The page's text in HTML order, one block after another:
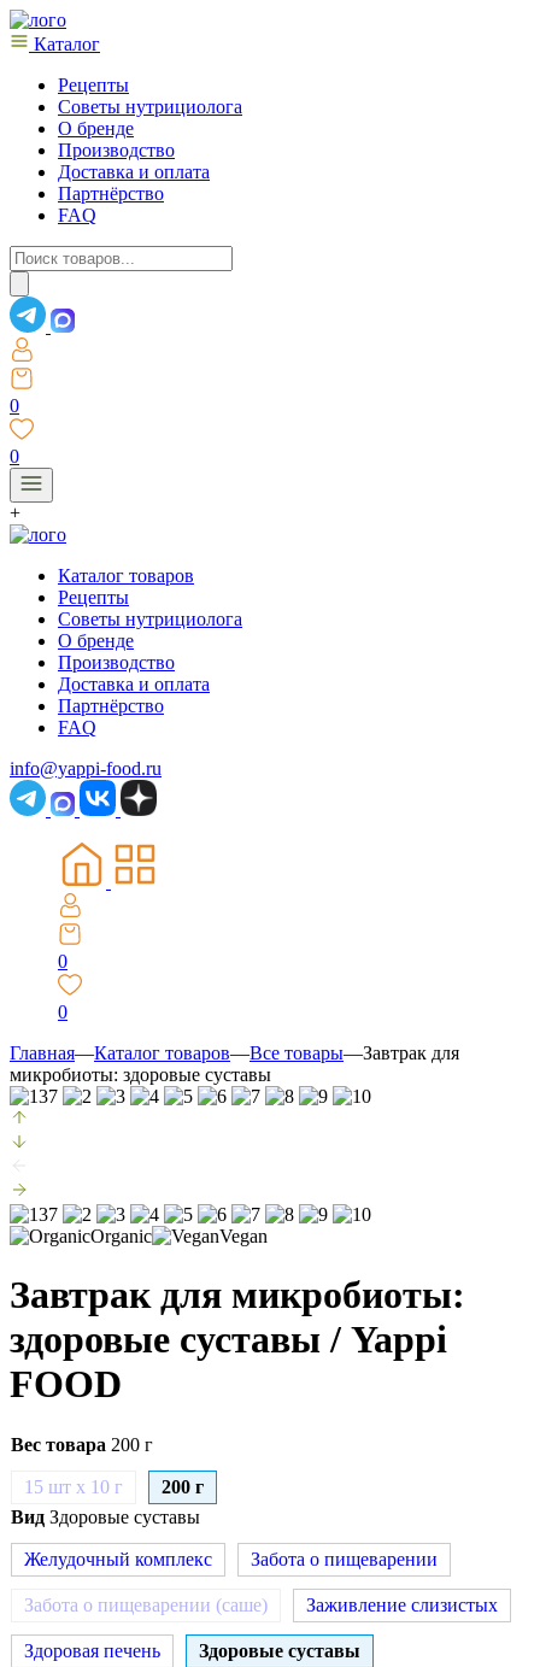
Каталог
Рецепты
Советы нутрициолога
О бренде
Производство
Доставка и оплата
Партнёрство
FAQ
Поиск
товаров
0
0
+
Каталог товаров
Рецепты
Советы нутрициолога
О бренде
Производство
Доставка и оплата
Партнёрство
FAQ
info@yappi-food.ru
0
0
Главная—Каталог товаров—Все товары—Завтрак для
микробиоты: здоровые суставы
Organic Vegan
Завтрак для микробиоты:
здоровые суставы/ Yappi
FOOD
Вес товара 200 г
15 шт х 10 г
200 г
Вид Здоровые суставы
Желудочный комплекс Забота о пищеварении
Забота о пищеварении (саше) Заживление слизистых
Здоровая печень Здоровые суставы